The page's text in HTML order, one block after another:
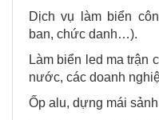
Dịch vụ làm biển
ban, chức danh…).
Làm biển led ma trận
nước, các doanh
Ốp alu, dựng mái